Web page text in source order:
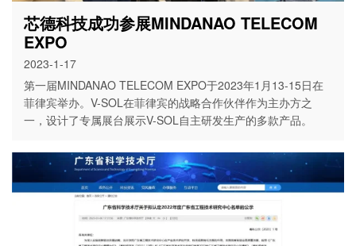
芯德科技成功参展MINDANAO TELECOM
EXPO
2023-1-17
第一届MINDANAO TELECOM EXPO于2023年1月13-15日在
菲律宾举办。V-SOL在菲律宾的战略合作伙伴作为主办方之
一，设计了专属展台展示V-SOL自主研发生产的多款产品。